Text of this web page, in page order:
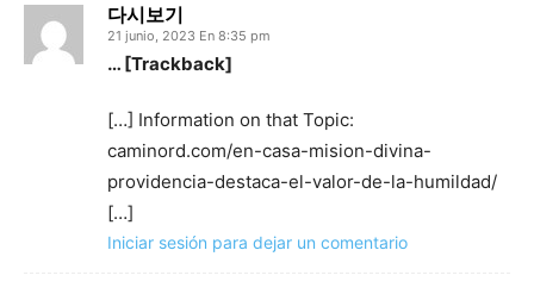
다시보기
21 junio, 2023 En 8:35 pm
… [Trackback]
[…] Information on that Topic:
caminord.com/en-casa-mision-divina-
providencia-destaca-el-valor-de-la-humildad/
[…]
Iniciar sesión para dejar un comentario